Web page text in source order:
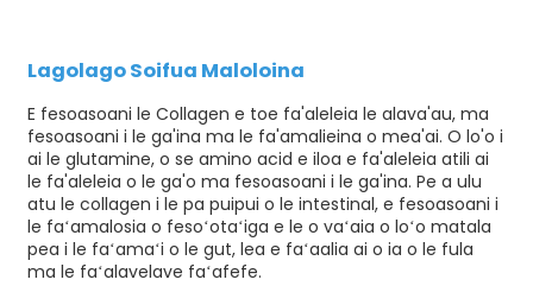
Lagolago Soifua Maloloina
E fesoasoani le Collagen e toe fa'aleleia le alava'au, ma
fesoasoani i le ga'ina ma le fa'amalieina o mea'ai. O lo'o i
ai le glutamine, o se amino acid e iloa e fa'aleleia atili ai
le fa'aleleia o le ga'o ma fesoasoani i le ga'ina. Pe a ulu
atu le collagen i le pa puipui o le intestinal, e fesoasoani i
le faʻamalosia o fesoʻotaʻiga e le o vaʻaia o loʻo matala
pea i le faʻamaʻi o le gut, lea e faʻaalia ai o ia o le fula
ma le faʻalavelave faʻafefe.